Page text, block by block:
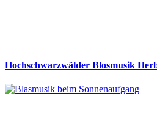
Hochschwarzwälder Blosmusik